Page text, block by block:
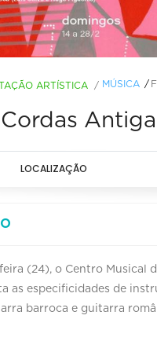
ARTÍSTICA / MÚSICA
LOCALIZAÇÃO
(24), o Centro Musical
as especificidades de
barroca e guitarra